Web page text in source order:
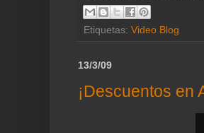
Etiquetas: Video Blog
13/3/09
¡Descuentos en